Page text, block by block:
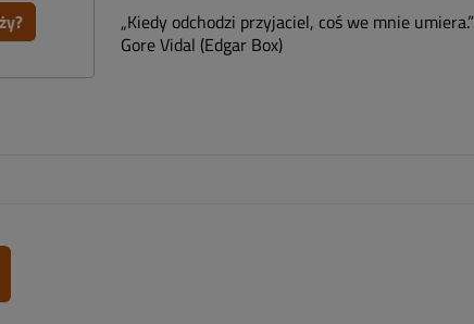
„Kiedy odchodzi przyjaciel, coś we mnie umiera.”
Gore Vidal (Edgar Box)